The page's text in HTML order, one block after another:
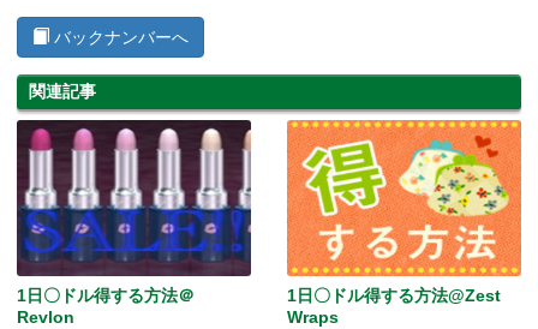
バックナンバーへ
関連記事
1日〇ドル得する方法＠
Revlon
1日〇ドル得する方法@Zest
Wraps